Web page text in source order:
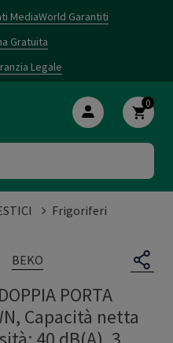
MediaWorld Garantiti
Gratuita
Legale
0
Frigoriferi
BEKO
PORTA
Capacità netta